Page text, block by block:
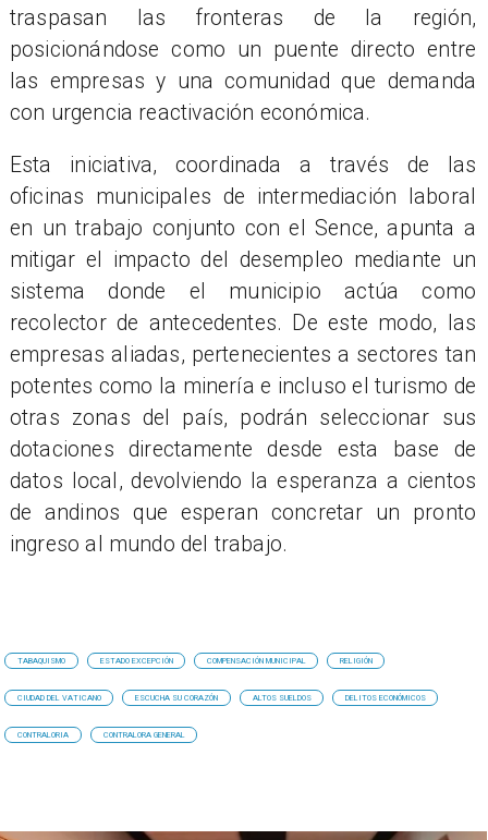
traspasan las fronteras de la región,
posicionándose como un puente directo entre
las empresas y una comunidad que demanda
con urgencia reactivación económica.
Esta iniciativa, coordinada a través de las
oficinas municipales de intermediación laboral
en un trabajo conjunto con el Sence, apunta a
mitigar el impacto del desempleo mediante un
sistema donde el municipio actúa como
recolector de antecedentes. De este modo, las
empresas aliadas, pertenecientes a sectores tan
potentes como la minería e incluso el turismo de
otras zonas del país, podrán seleccionar sus
dotaciones directamente desde esta base de
datos local, devolviendo la esperanza a cientos
de andinos que esperan concretar un pronto
ingreso al mundo del trabajo.
TABAQUISMO ESTADO EXCEPCIÓN COMPENSACIÓN MUNICIPAL RELIGIÓN
CIUDAD DEL VATICANO ESCUCHA SU CORAZÓN ALTOS SUELDOS DELITOS ECONÓMICOS
CONTRALORIA CONTRALORA GENERAL